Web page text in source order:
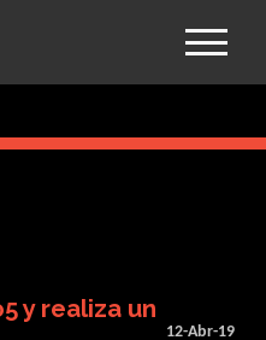
y realiza un
12-Abr-19